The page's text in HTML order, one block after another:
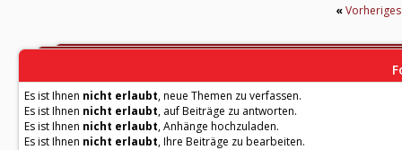
«
Es ist Ihnen nicht erlaubt, neue Themen zu verfassen.
Es ist Ihnen nicht erlaubt, auf Beiträge zu antworten.
Es ist Ihnen nicht erlaubt, Anhänge hochzuladen.
Es ist Ihnen nicht erlaubt, Ihre Beiträge zu bearbeiten.